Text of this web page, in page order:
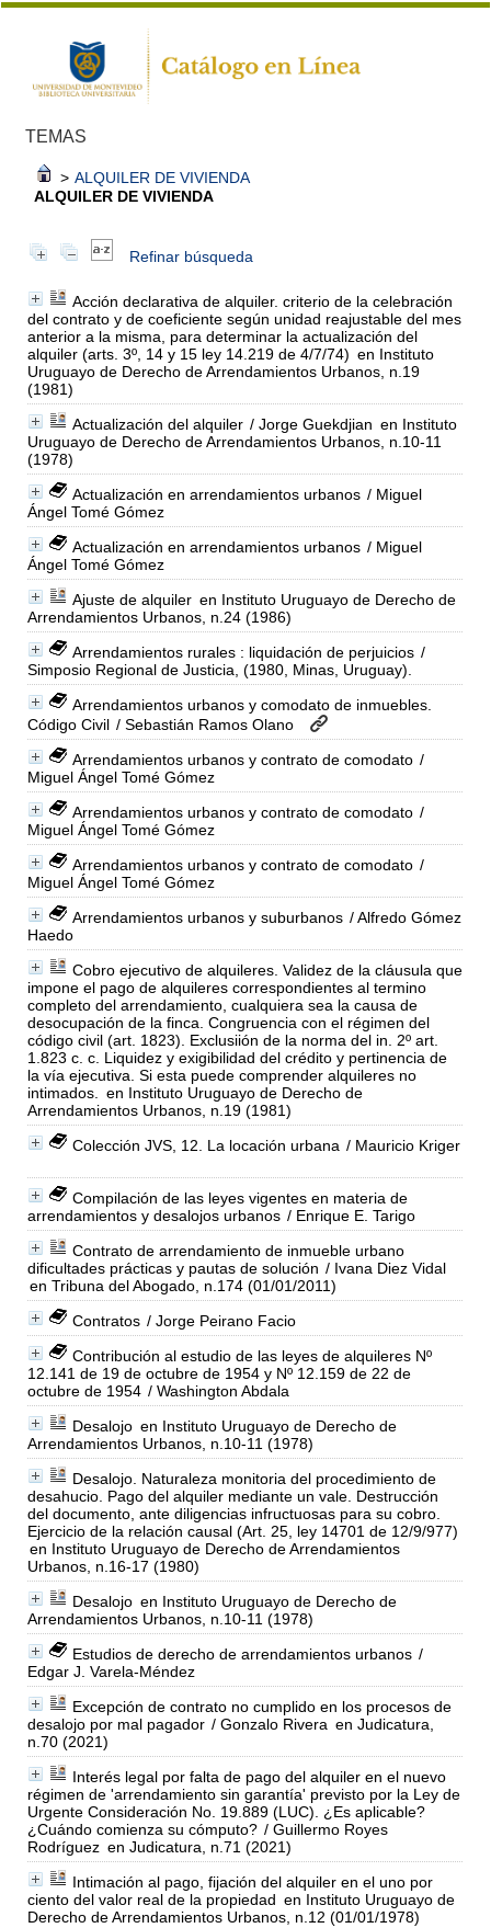
TEMAS
> ALQUILER DE VIVIENDA
ALQUILER DE VIVIENDA
Refinar búsqueda
Acción declarativa de alquiler. criterio de la celebración
del contrato y de coeficiente según unidad reajustable del mes
anterior a la misma, para determinar la actualización del
alquiler (arts. 3º, 14 y 15 ley 14.219 de 4/7/74) en Instituto
Uruguayo de Derecho de Arrendamientos Urbanos, n.19
(1981)
Actualización del alquiler / Jorge Guekdjian en Instituto
Uruguayo de Derecho de Arrendamientos Urbanos, n.10-11
(1978)
Actualización en arrendamientos urbanos / Miguel
Ángel Tomé Gómez
Actualización en arrendamientos urbanos / Miguel
Ángel Tomé Gómez
Ajuste de alquiler en Instituto Uruguayo de Derecho de
Arrendamientos Urbanos, n.24 (1986)
Arrendamientos rurales : liquidación de perjuicios /
Simposio Regional de Justicia, (1980, Minas, Uruguay).
Arrendamientos urbanos y comodato de inmuebles.
Código Civil / Sebastián Ramos Olano
Arrendamientos urbanos y contrato de comodato /
Miguel Ángel Tomé Gómez
Arrendamientos urbanos y contrato de comodato /
Miguel Ángel Tomé Gómez
Arrendamientos urbanos y contrato de comodato /
Miguel Ángel Tomé Gómez
Arrendamientos urbanos y suburbanos / Alfredo Gómez
Haedo
Cobro ejecutivo de alquileres. Validez de la cláusula que
impone el pago de alquileres correspondientes al termino
completo del arrendamiento, cualquiera sea la causa de
desocupación de la finca. Congruencia con el régimen del
código civil (art. 1823). Exclusiión de la norma del in. 2º art.
1.823 c. c. Liquidez y exigibilidad del crédito y pertinencia de
la vía ejecutiva. Si esta puede comprender alquileres no
intimados.
en Instituto Uruguayo de Derecho de
Arrendamientos Urbanos, n.19 (1981)
Colección JVS, 12. La locación urbana / Mauricio Kriger
Compilación de las leyes vigentes en materia de
arrendamientos y desalojos urbanos / Enrique E. Tarigo
Contrato de arrendamiento de inmueble urbano
dificultades prácticas y pautas de solución / Ivana Diez Vidal
en Tribuna del Abogado, n.174 (01/01/2011)
Contratos / Jorge Peirano Facio
Contribución al estudio de las leyes de alquileres Nº
12.141 de 19 de octubre de 1954 y Nº 12.159 de 22 de
octubre de 1954 / Washington Abdala
Desalojo en Instituto Uruguayo de Derecho de
Arrendamientos Urbanos, n.10-11 (1978)
Desalojo. Naturaleza monitoria del procedimiento de
desahucio. Pago del alquiler mediante un vale. Destrucción
del documento, ante diligencias infructuosas para su cobro.
Ejercicio de la relación causal (Art. 25, ley 14701 de 12/9/977)
en Instituto Uruguayo de Derecho de Arrendamientos
Urbanos, n.16-17 (1980)
Desalojo en Instituto Uruguayo de Derecho de
Arrendamientos Urbanos, n.10-11 (1978)
Estudios de derecho de arrendamientos urbanos /
Edgar J. Varela-Méndez
Excepción de contrato no cumplido en los procesos de
desalojo por mal pagador / Gonzalo Rivera en Judicatura,
n.70 (2021)
Interés legal por falta de pago del alquiler en el nuevo
régimen de 'arrendamiento sin garantía' previsto por la Ley de
Urgente Consideración No. 19.889 (LUC). ¿Es aplicable?
¿Cuándo comienza su cómputo? / Guillermo Royes
Rodríguez en Judicatura, n.71 (2021)
Intimación al pago, fijación del alquiler en el uno por
ciento del valor real de la propiedad en Instituto Uruguayo de
Derecho de Arrendamientos Urbanos, n.12 (01/01/1978)